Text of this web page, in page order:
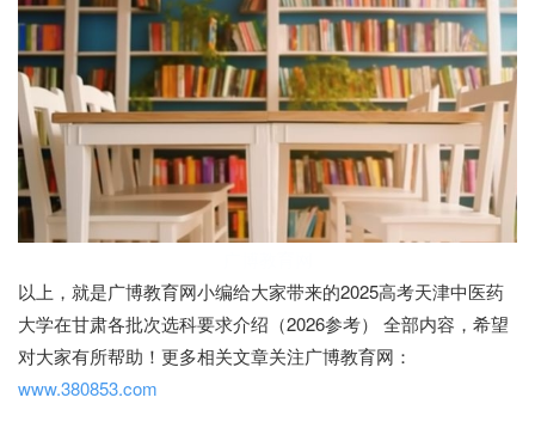
以上，就是广博教育网小编给大家带来的2025高考天津中医药
大学在甘肃各批次选科要求介绍（2026参考） 全部内容，希望
对大家有所帮助！更多相关文章关注广博教育网：
www.380853.com